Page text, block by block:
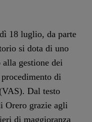
18 luglio, da parte
si dota di uno
gestione dei
di
Dal testo
Orero grazie agli
di maggioranza